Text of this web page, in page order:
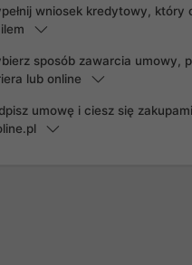
wniosek kredytowy, który
sposób zawarcia umowy,
lub online
umowę i ciesz się